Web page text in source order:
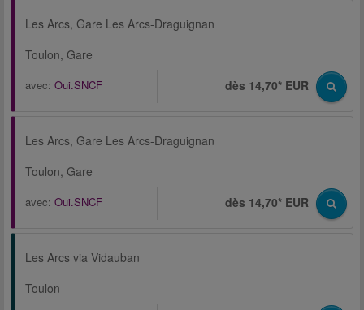
Les Arcs, Gare Les Arcs-Draguignan
Toulon, Gare
avec: Oui.SNCF dès 14,70* EUR
Les Arcs, Gare Les Arcs-Draguignan
Toulon, Gare
avec: Oui.SNCF dès 14,70* EUR
Les Arcs via Vidauban
Toulon